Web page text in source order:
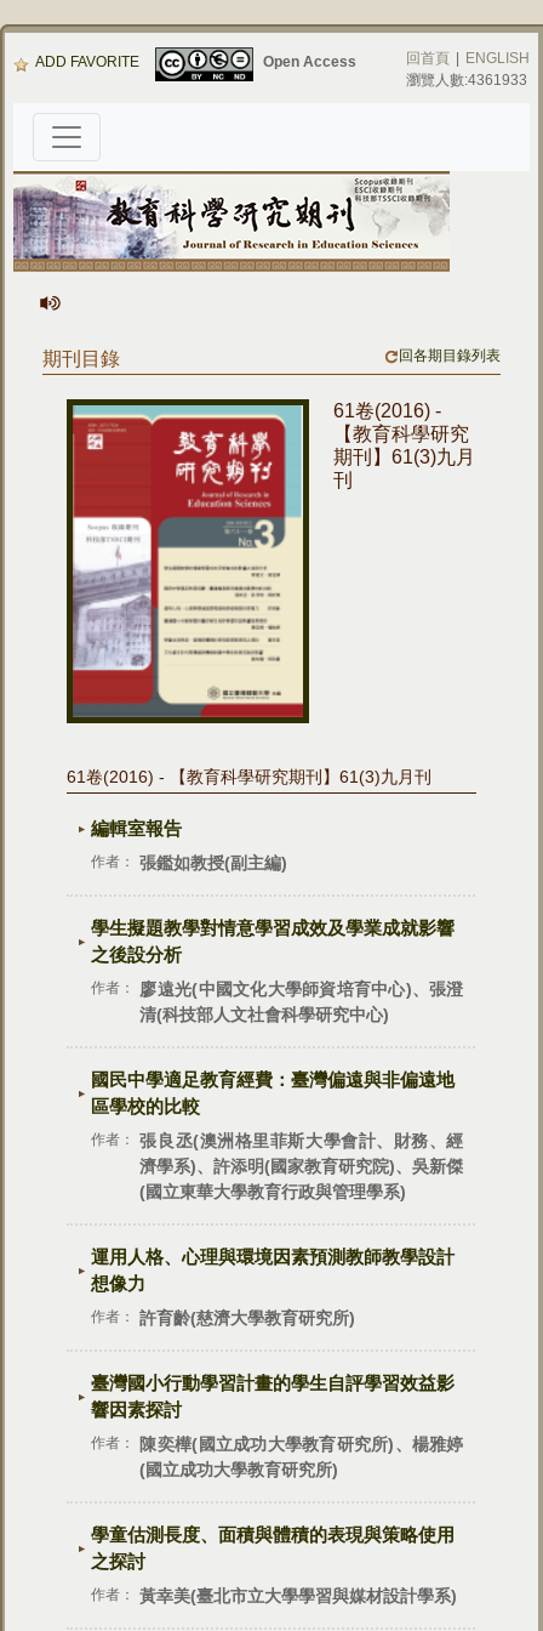
ADD FAVORITE Open Access 回首頁
ENGLISH
瀏覽人數:4361933
期刊目錄 回各期目錄列表
61卷(2016) -
【教育科學研究
期刊】61(3)九月
刊
61卷(2016) - 【教育科學研究期刊】61(3)九月刊
編輯室報告
作者： 張鑑如教授(副主編)
學生擬題教學對情意學習成效及學業成就影響
之後設分析
作者：
廖遠光(中國文化大學師資培育中心)、張澄
清(科技部人文社會科學研究中心)
國民中學適足教育經費：臺灣偏遠與非偏遠地
區學校的比較
作者：
張良丞(澳洲格里菲斯大學會計、財務、經
濟學系)、許添明(國家教育研究院)、吳新傑
(國立東華大學教育行政與管理學系)
運用人格、心理與環境因素預測教師教學設計
想像力
作者： 許育齡(慈濟大學教育研究所)
臺灣國小行動學習計畫的學生自評學習效益影
響因素探討
作者：
陳奕樺(國立成功大學教育研究所)、楊雅婷
(國立成功大學教育研究所)
學童估測長度、面積與體積的表現與策略使用
之探討
作者： 黃幸美(臺北市立大學學習與媒材設計學系)